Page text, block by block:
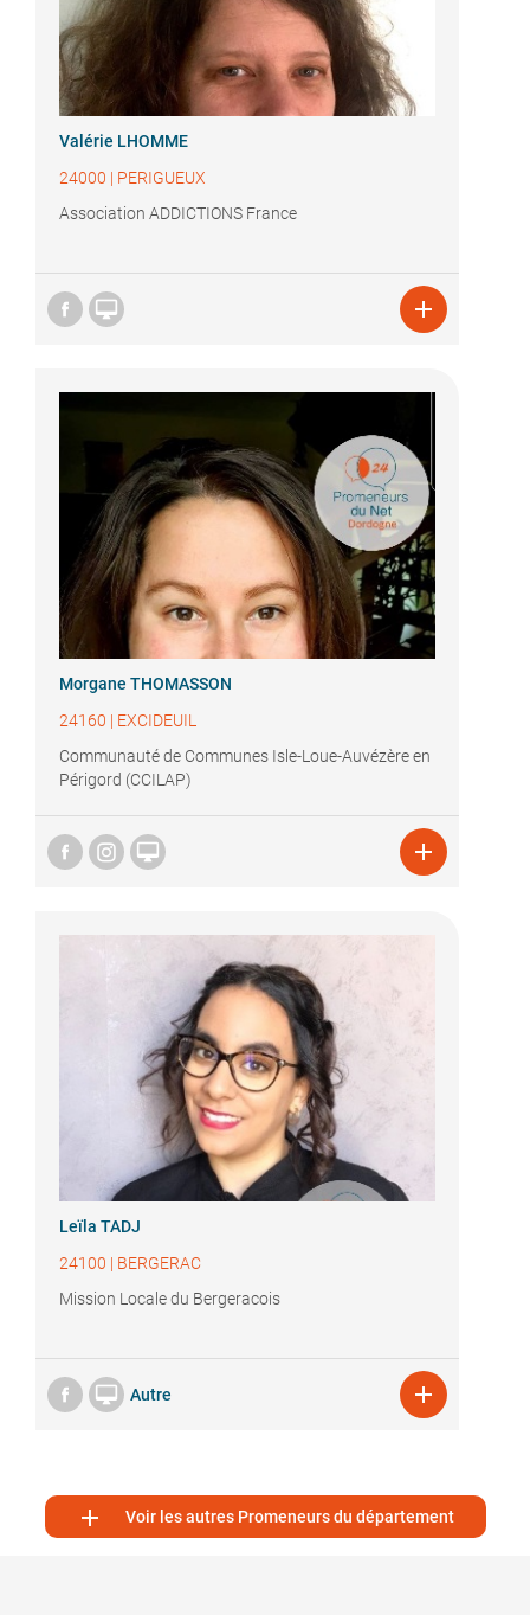
Valérie LHOMME
24000 | PERIGUEUX
Association ADDICTIONS France
 
Morgane THOMASSON
24160 | EXCIDEUIL
Communauté de Communes Isle-Loue-Auvézère en
Périgord (CCILAP)
 
Leïla TADJ
24100 | BERGERAC
Mission Locale du Bergeracois
 Autre 
 Voir les autres Promeneurs du département